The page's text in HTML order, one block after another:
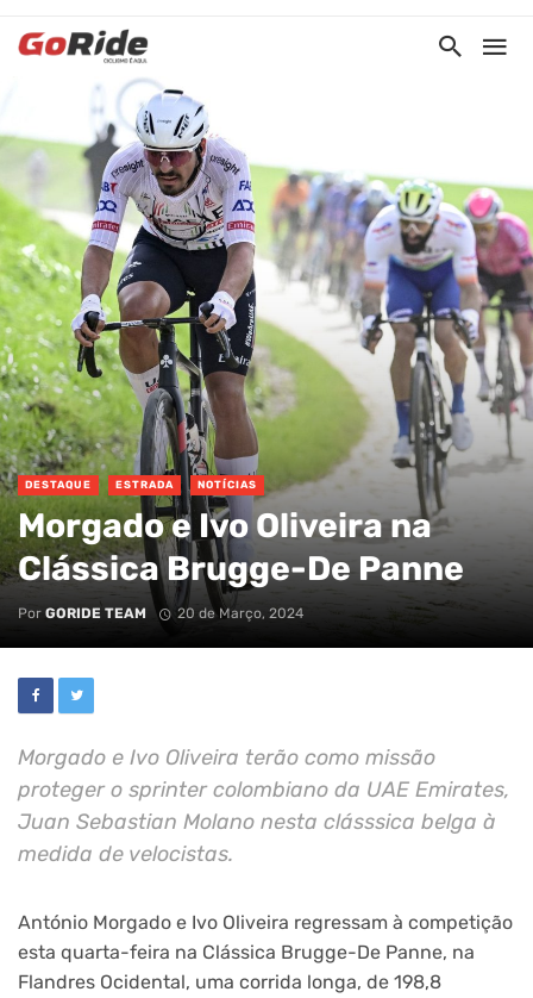
DESTAQUE ESTRADA NOTÍCIAS
Morgado e Ivo Oliveira na
Clássica Brugge-De Panne
Por GORIDE TEAM 20 de Março, 2024
Morgado e Ivo Oliveira terão como missão
proteger o sprinter colombiano da UAE Emirates,
Juan Sebastian Molano nesta clásssica belga à
medida de velocistas.
António Morgado e Ivo Oliveira regressam à competição
esta quarta-feira na Clássica Brugge-De Panne, na
Flandres Ocidental, uma corrida longa, de 198,8